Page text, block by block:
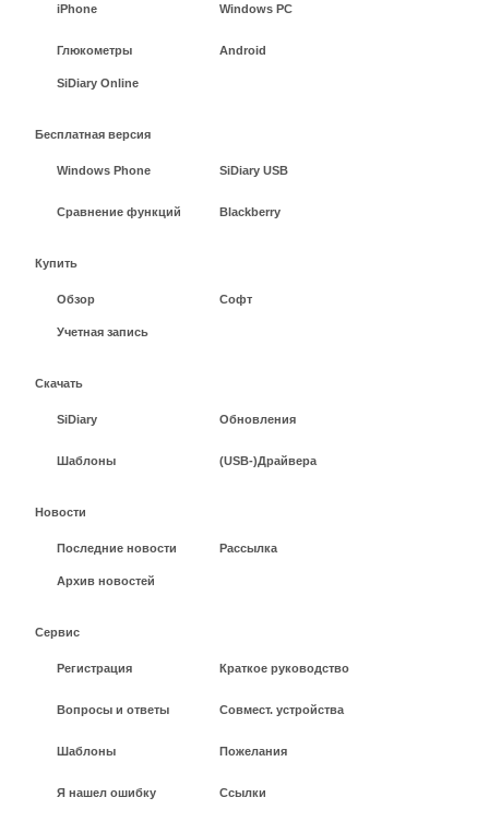
iPhone Windows PC
Глюкометры Android
SiDiary Online
Бесплатная версия
Windows Phone SiDiary USB
Сравнение функций Blackberry
Купить
Обзор Софт
Учетная запись
Скачать
SiDiary Обновления
Шаблоны (USB-)Драйвера
Новости
Последние новости Рассылка
Архив новостей
Сервис
Регистрация Краткое руководство
Вопросы и ответы Совмест. устройства
Шаблоны Пожелания
Я нашел ошибку Ссылки